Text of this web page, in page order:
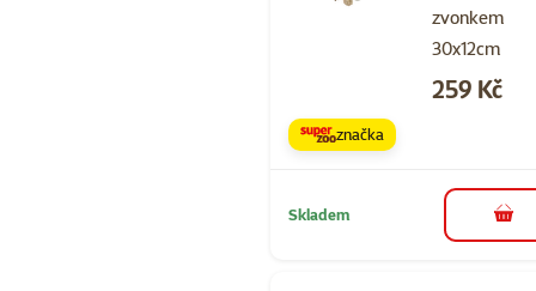
zvonkem
30x12cm
Cena
259 Kč
značka
Skladem do